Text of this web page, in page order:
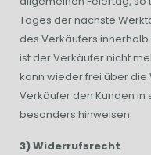
Tages der nächste
des Verkäufers
ist der Verkäufer nicht
kann wieder frei über
Verkäufer den Kunden
besonders hinweisen.
3) Widerrufsrecht